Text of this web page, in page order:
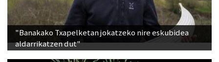
"Banakako Txapelketan jokatzeko nire eskubidea
aldarrikatzen dut"